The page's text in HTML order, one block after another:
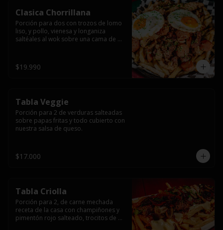
Clasica Chorrillana
Porción para dos con trozos de lomo
liso, y pollo, vienesa y longaniza
saltéales al wok sobre una cama de
$19.990
Tabla Veggie
Porción para 2 de verduras salteadas
sobre papas fritas y todo cubierto con
nuestra salsa de queso.
$17.000
Tabla Criolla
Porción para 2, de carne mechada
receta de la casa con champiñones y
pimentón rojo salteado, trocitos de